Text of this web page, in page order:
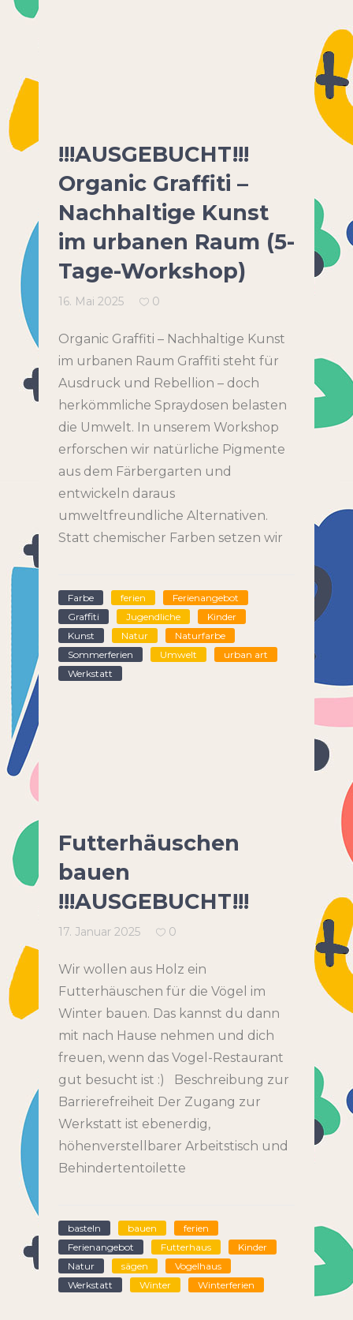
!!!AUSGEBUCHT!!!
Organic Graffiti –
Nachhaltige Kunst
im urbanen Raum (5-
Tage-Workshop)
16. Mai 2025 0
Organic Graffiti – Nachhaltige Kunst
im urbanen Raum Graffiti steht für
Ausdruck und Rebellion – doch
herkömmliche Spraydosen belasten
die Umwelt. In unserem Workshop
erforschen wir natürliche Pigmente
aus dem Färbergarten und
entwickeln daraus
umweltfreundliche Alternativen.
Statt chemischer Farben setzen wir
Farbe ferien
Ferienangebot
Graffiti
Jugendliche
Kinder
Kunst
Natur
Naturfarbe
Sommerferien
Umwelt
urban art
Werkstatt
Futterhäuschen
bauen
!!!AUSGEBUCHT!!!
17. Januar 2025 0
Wir wollen aus Holz ein
Futterhäuschen für die Vögel im
Winter bauen. Das kannst du dann
mit nach Hause nehmen und dich
freuen, wenn das Vogel-Restaurant
gut besucht ist :) Beschreibung zur
Barrierefreiheit Der Zugang zur
Werkstatt ist ebenerdig,
höhenverstellbarer Arbeitstisch und
Behindertentoilette
basteln bauen
ferien
Ferienangebot
Futterhaus
Kinder
Natur
sägen
Vogelhaus
Werkstatt
Winter Winterferien